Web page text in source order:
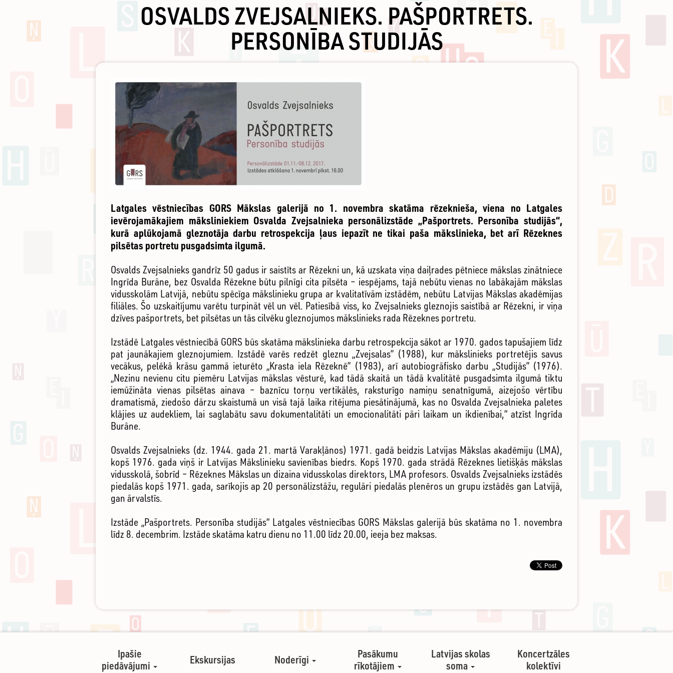
OSVALDS ZVEJSALNIEKS. PAŠPORTRETS.
PERSONĪBA STUDIJĀS
Latgales vēstniecības GORS Mākslas galerijā no 1. novembra skatāma rēzeknieša, viena no Latgales
ievērojamākajiem māksliniekiem Osvalda Zvejsalnieka personālizstāde „Pašportrets. Personība studijās“,
kurā aplūkojamā gleznotāja darbu retrospekcija ļaus iepazīt ne tikai paša mākslinieka, bet arī Rēzeknes
pilsētas portretu pusgadsimta ilgumā.
Osvalds Zvejsalnieks gandrīz 50 gadus ir saistīts ar Rēzekni un, kā uzskata viņa daiļrades pētniece mākslas zinātniece
Ingrīda Burāne, bez Osvalda Rēzekne būtu pilnīgi cita pilsēta – iespējams, tajā nebūtu vienas no labākajām mākslas
vidusskolām Latvijā, nebūtu spēcīga mākslinieku grupa ar kvalitatīvām izstādēm, nebūtu Latvijas Mākslas akadēmijas
filiāles. Šo uzskaitījumu varētu turpināt vēl un vēl. Patiesībā viss, ko Zvejsalnieks gleznojis saistībā ar Rēzekni, ir viņa
dzīves pašportrets, bet pilsētas un tās cilvēku gleznojumos mākslinieks rada Rēzeknes portretu.
Izstādē Latgales vēstniecībā GORS būs skatāma mākslinieka darbu retrospekcija sākot ar 1970. gados tapušajiem līdz
pat jaunākajiem gleznojumiem. Izstādē varēs redzēt gleznu „Zvejsalas” (1988), kur mākslinieks portretējis savus
vecākus, pelēkā krāsu gammā ieturēto „Krasta iela Rēzeknē” (1983), arī autobiogrāfisko darbu „Studijās” (1976).
„Nezinu nevienu citu piemēru Latvijas mākslas vēsturē, kad tādā skaitā un tādā kvalitātē pusgadsimta ilgumā tiktu
iemūžināta vienas pilsētas ainava – baznīcu torņu vertikālēs, raksturīgo namiņu senatnīgumā, aizejošo vērtību
dramatismā, ziedošo dārzu skaistumā un visā tajā laika ritējuma piesātinājumā, kas no Osvalda Zvejsalnieka paletes
klājies uz audekliem, lai saglabātu savu dokumentalitāti un emocionalitāti pāri laikam un ikdienībai,“ atzīst Ingrīda
Burāne.
Osvalds Zvejsalnieks (dz. 1944. gada 21. martā Varakļānos) 1971. gadā beidzis Latvijas Mākslas akadēmiju (LMA),
kopš 1976. gada viņš ir Latvijas Mākslinieku savienības biedrs. Kopš 1970. gada strādā Rēzeknes lietišķās mākslas
vidusskolā, šobrīd – Rēzeknes Mākslas un dizaina vidusskolas direktors, LMA profesors. Osvalds Zvejsalnieks izstādēs
piedalās kopš 1971. gada, sarīkojis ap 20 personālizstāžu, regulāri piedalās plenēros un grupu izstādēs gan Latvijā,
gan ārvalstīs.
Izstāde „Pašportrets. Personība studijās“ Latgales vēstniecības GORS Mākslas galerijā būs skatāma no 1. novembra
līdz 8. decembrim. Izstāde skatāma katru dienu no 11.00 līdz 20.00, ieeja bez maksas.
Ipašie
piedāvājumi
Ekskursijas Noderīgi
Pasākumu
rīkotājiem
Latvijas skolas
soma
Koncertzāles
kolektīvi